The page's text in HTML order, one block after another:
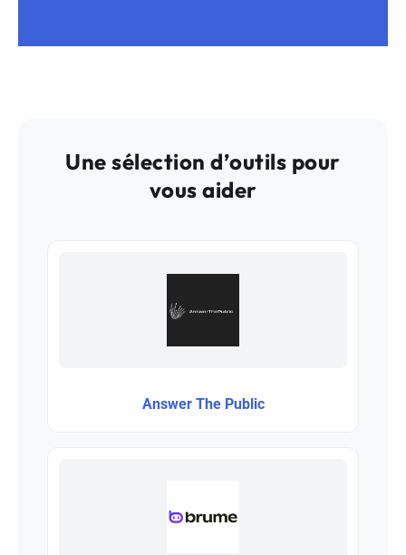
Une sélection d’outils pour
vous aider
Answer The Public